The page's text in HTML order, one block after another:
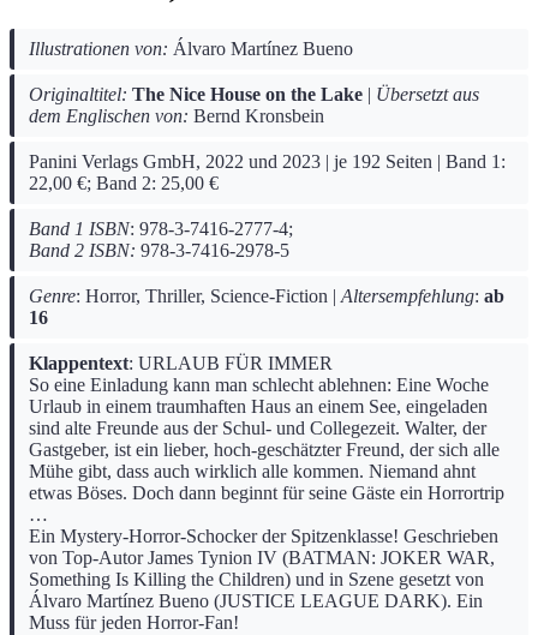
Illustrationen von: Álvaro Martínez Bueno
Originaltitel: The Nice House on the Lake | Übersetzt aus
dem Englischen von: Bernd Kronsbein
Panini Verlags GmbH, 2022 und 2023 | je 192 Seiten | Band 1:
22,00 €; Band 2: 25,00 €
Band 1 ISBN: 978-3-7416-2777-4;
Band 2 ISBN: 978-3-7416-2978-5
Genre: Horror, Thriller, Science-Fiction | Altersempfehlung: ab
16
Klappentext: URLAUB FÜR IMMER
So eine Einladung kann man schlecht ablehnen: Eine Woche
Urlaub in einem traumhaften Haus an einem See, eingeladen
sind alte Freunde aus der Schul- und Collegezeit. Walter, der
Gastgeber, ist ein lieber, hoch-geschätzter Freund, der sich alle
Mühe gibt, dass auch wirklich alle kommen. Niemand ahnt
etwas Böses. Doch dann beginnt für seine Gäste ein Horrortrip
…
Ein Mystery-Horror-Schocker der Spitzenklasse! Geschrieben
von Top-Autor James Tynion IV (BATMAN: JOKER WAR,
Something Is Killing the Children) und in Szene gesetzt von
Álvaro Martínez Bueno (JUSTICE LEAGUE DARK). Ein
Muss für jeden Horror-Fan!